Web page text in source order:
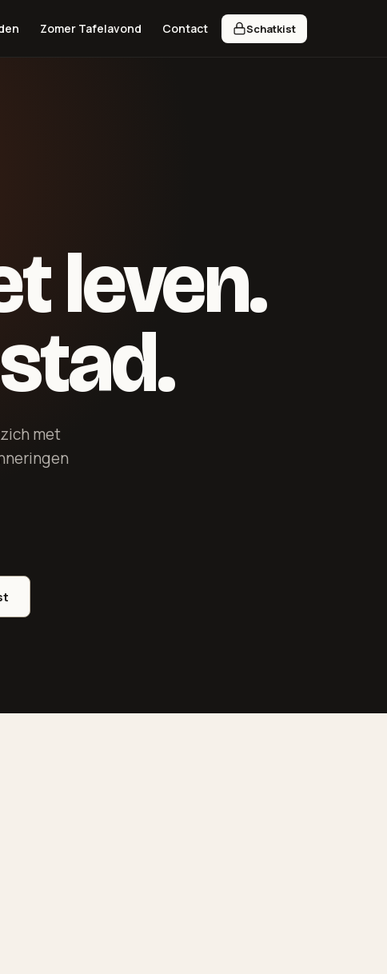
Zomer Tafelavond Contact Schatkist
leven.
met